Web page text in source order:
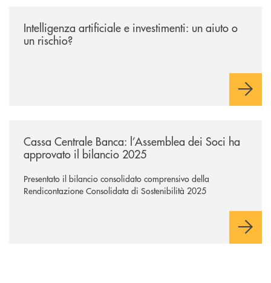
Intelligenza artificiale e investimenti: un aiuto o
un rischio?
Cassa Centrale Banca: l’Assemblea dei Soci ha
approvato il bilancio 2025
Presentato il bilancio consolidato comprensivo della
Rendicontazione Consolidata di Sostenibilità 2025